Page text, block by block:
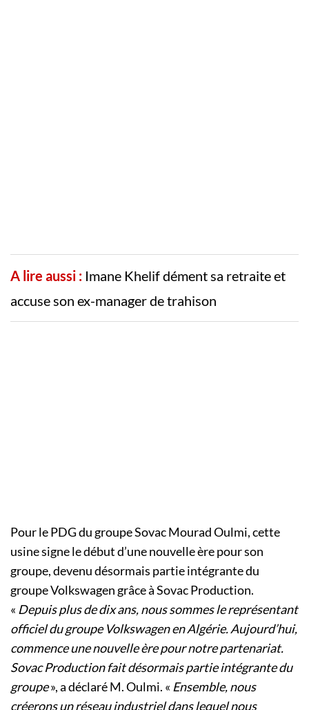
A lire aussi : Imane Khelif dément sa retraite et
accuse son ex-manager de trahison
Pour le PDG du groupe Sovac Mourad Oulmi, cette
usine signe le début d’une nouvelle ère pour son
groupe, devenu désormais partie intégrante du
groupe Volkswagen grâce à Sovac Production.
« Depuis plus de dix ans, nous sommes le représentant
officiel du groupe Volkswagen en Algérie. Aujourd’hui,
commence une nouvelle ère pour notre partenariat.
Sovac Production fait désormais partie intégrante du
groupe», a déclaré M. Oulmi. « Ensemble, nous
créerons un réseau industriel dans lequel nous